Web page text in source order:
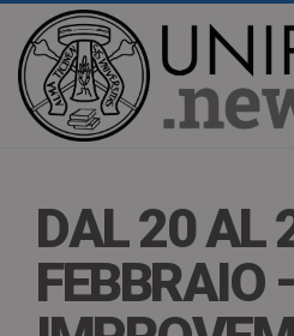
DAL 20 AL
FEBBRAIO